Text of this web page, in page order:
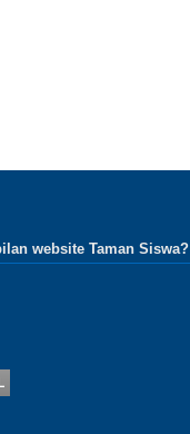
website Taman Siswa?